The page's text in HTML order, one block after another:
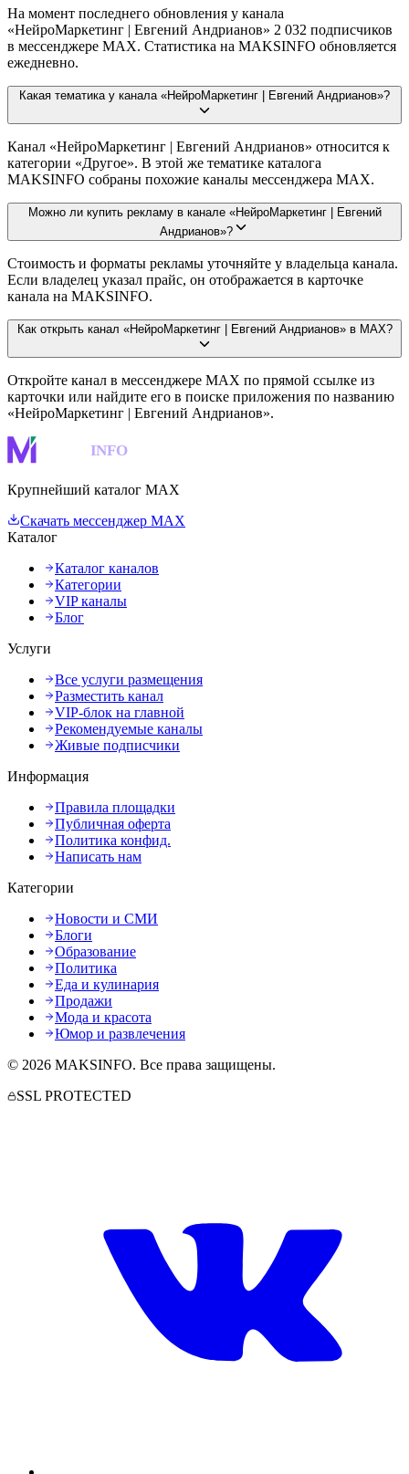
На момент последнего обновления у канала
«НейроМаркетинг | Евгений Андрианов» 2 032 подписчиков
в мессенджере MAX. Статистика на MAKSINFO обновляется
ежедневно.
Какая тематика у канала «НейроМаркетинг | Евгений Андрианов»?
Канал «НейроМаркетинг | Евгений Андрианов» относится к
категории «Другое». В этой же тематике каталога
MAKSINFO собраны похожие каналы мессенджера MAX.
Можно ли купить рекламу в канале «НейроМаркетинг | Евгений
Андрианов»?
Стоимость и форматы рекламы уточняйте у владельца канала.
Если владелец указал прайс, он отображается в карточке
канала на MAKSINFO.
Как открыть канал «НейроМаркетинг | Евгений Андрианов» в MAX?
Откройте канал в мессенджере MAX по прямой ссылке из
карточки или найдите его в поиске приложения по названию
«НейроМаркетинг | Евгений Андрианов».
INFO
Крупнейший каталог MAX
Скачать мессенджер MAX
Каталог
Каталог каналов
Категории
VIP каналы
Блог
Услуги
Все услуги размещения
Разместить канал
VIP-блок на главной
Рекомендуемые каналы
Живые подписчики
Информация
Правила площадки
Публичная оферта
Политика конфид.
Написать нам
Категории
Новости и СМИ
Блоги
Образование
Политика
Еда и кулинария
Продажи
Мода и красота
Юмор и развлечения
© 2026 MAKSINFO. Все права защищены.
SSL PROTECTED